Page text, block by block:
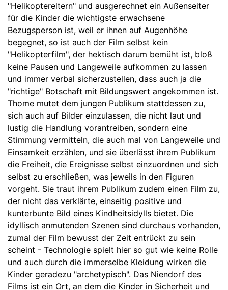
"Helikoptereltern" und ausgerechnet ein Außenseiter
für die Kinder die wichtigste erwachsene
Bezugsperson ist, weil er ihnen auf Augenhöhe
begegnet, so ist auch der Film selbst kein
"Helikopterfilm", der hektisch darum bemüht ist, bloß
keine Pausen und Langeweile aufkommen zu lassen
und immer verbal sicherzustellen, dass auch ja die
"richtige" Botschaft mit Bildungswert angekommen ist.
Thome mutet dem jungen Publikum stattdessen zu,
sich auch auf Bilder einzulassen, die nicht laut und
lustig die Handlung vorantreiben, sondern eine
Stimmung vermitteln, die auch mal von Langeweile und
Einsamkeit erzählen, und sie überlässt ihrem Publikum
die Freiheit, die Ereignisse selbst einzuordnen und sich
selbst zu erschließen, was jeweils in den Figuren
vorgeht. Sie traut ihrem Publikum zudem einen Film zu,
der nicht das verklärte, einseitig positive und
kunterbunte Bild eines Kindheitsidylls bietet. Die
idyllisch anmutenden Szenen sind durchaus vorhanden,
zumal der Film bewusst der Zeit entrückt zu sein
scheint - Technologie spielt hier so gut wie keine Rolle
und auch durch die immerselbe Kleidung wirken die
Kinder geradezu "archetypisch". Das Niendorf des
Films ist ein Ort, an dem die Kinder in Sicherheit und